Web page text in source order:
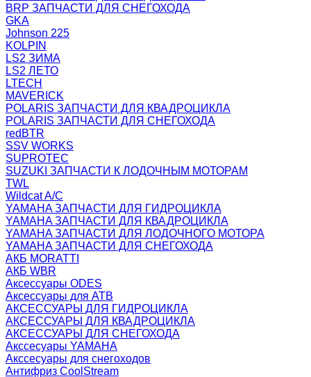
BRP ЗАПЧАСТИ ДЛЯ СНЕГОХОДА
GKA
Johnson 225
KOLPIN
LS2 ЗИМА
LS2 ЛЕТО
LTECH
MAVERICK
POLARIS ЗАПЧАСТИ ДЛЯ КВАДРОЦИКЛА
POLARIS ЗАПЧАСТИ ДЛЯ СНЕГОХОДА
redBTR
SSV WORKS
SUPROTEC
SUZUKI ЗАПЧАСТИ К ЛОДОЧНЫМ МОТОРАМ
TWL
Wildcat A/C
YAMAHA ЗАПЧАСТИ ДЛЯ ГИДРОЦИКЛА
YAMAHA ЗАПЧАСТИ ДЛЯ КВАДРОЦИКЛА
YAMAHA ЗАПЧАСТИ ДЛЯ ЛОДОЧНОГО МОТОРА
YAMAHA ЗАПЧАСТИ ДЛЯ СНЕГОХОДА
АКБ MORATTI
АКБ WBR
Аксессуары ODES
Аксессуары для АТВ
АКСЕССУАРЫ ДЛЯ ГИДРОЦИКЛА
АКСЕССУАРЫ ДЛЯ КВАДРОЦИКЛА
АКСЕССУАРЫ ДЛЯ СНЕГОХОДА
Акссесуары YAMAHA
Акссесуары для снегоходов
Антифриз CoolStream